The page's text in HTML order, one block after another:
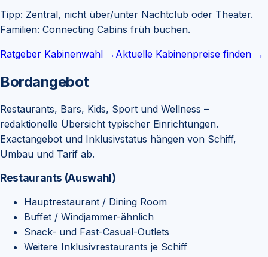
Tipp: Zentral, nicht über/unter Nachtclub oder Theater.
Familien: Connecting Cabins früh buchen.
Ratgeber Kabinenwahl → Aktuelle Kabinenpreise finden →
Bordangebot
Restaurants, Bars, Kids, Sport und Wellness –
redaktionelle Übersicht typischer Einrichtungen.
Exactangebot und Inklusivstatus hängen von Schiff,
Umbau und Tarif ab.
Restaurants (Auswahl)
Hauptrestaurant / Dining Room
Buffet / Windjammer-ähnlich
Snack- und Fast-Casual-Outlets
Weitere Inklusivrestaurants je Schiff